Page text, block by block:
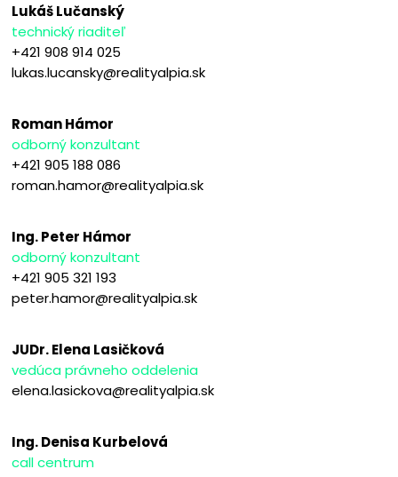
Lukáš Lučanský
technický riaditeľ
+421 908 914 025
lukas.lucansky@realityalpia.sk
Roman Hámor
odborný konzultant
+421 905 188 086
roman.hamor@realityalpia.sk
Ing. Peter Hámor
odborný konzultant
+421 905 321 193
peter.hamor@realityalpia.sk
JUDr. Elena Lasičková
vedúca právneho oddelenia
elena.lasickova@realityalpia.sk
Ing. Denisa Kurbelová
call centrum